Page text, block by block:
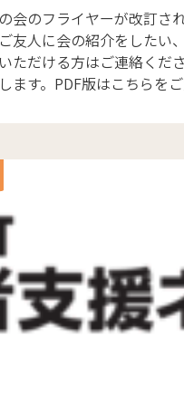
会のフライヤーが改訂さ
友人に会の紹介をしたい
ただける方はご連絡くだ
ます。PDF版はこちらを